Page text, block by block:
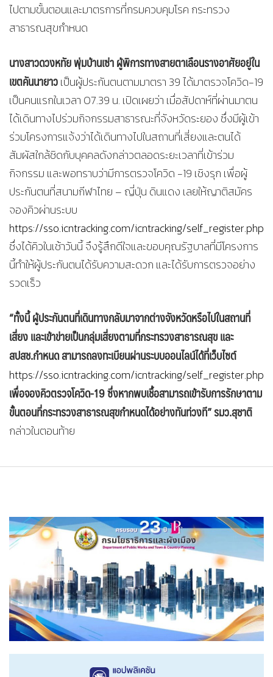
ไปตามขั้นตอนและมาตรการที่กรมควบคุมโรค กระทรวง
สาธารณสุขกำหนด
นางสาวดวงหทัย พุ่มบ้านเซ่า ผู้พิการทางสายตาเลือนรางอาศัยอยู่ใน
เขตคันนายาวเป็นผู้ประกันตนตามมาตรา 39 ได้มาตรวจโควิด-19
เป็นคนแรกในเวลา 07.39 น. เปิดเผยว่า เมื่อสัปดาห์ที่ผ่านมาตน
ได้เดินทางไปร่วมกิจกรรมสาธารณะที่จังหวัดระยอง ซึ่งมีผู้เข้า
ร่วมโครงการแจ้งว่าได้เดินทางไปในสถานที่เสี่ยงและตนได้
สัมผัสใกล้ชิดกับบุคคลดังกล่าวตลอดระยะเวลาที่เข้าร่วม
กิจกรรม และพอทราบว่ามีการตรวจโควิด -19 เชิงรุก เพื่อผู้
ประกันตนที่สนามกีฬาไทย – ญี่ปุ่น ดินแดง เลยให้ญาติสมัคร
จองคิวผ่านระบบ
https://sso.icntracking.com/icntracking/self_register.php
ซึ่งได้คิวในเช้าวันนี้ จึงรู้สึกดีใจและขอบคุณรัฐบาลที่มีโครงการ
นี้ทำให้ผู้ประกันตนได้รับความสะดวก และได้รับการตรวจอย่าง
รวดเร็ว
“ทั้งนี้ ผู้ประกันตนที่เดินทางกลับมาจากต่างจังหวัดหรือไปในสถานที่
เสี่ยง และเข้าข่ายเป็นกลุ่มเสี่ยงตามที่กระทรวงสาธารณสุข และ
สปสช.กำหนด สามารถลงทะเบียนผ่านระบบออนไลน์ได้ที่เว็บไซต์
https://sso.icntracking.com/icntracking/self_register.php
เพื่อจองคิวตรวจโควิด-19 ซึ่งหากพบเชื้อสามารถเข้ารับการรักษาตาม
ขั้นตอนที่กระทรวงสาธารณสุขกำหนดได้อย่างทันท่วงที” รมว.สุชาติ
กล่าวในตอนท้าย